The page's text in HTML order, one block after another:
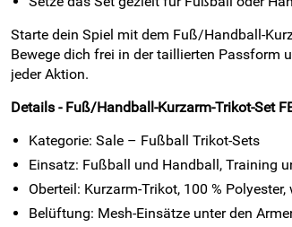
Starte dein Spiel mit dem Fuß/Handball-
Bewege dich frei in der taillierten Passform
jeder Aktion.
Details - Fuß/Handball-Kurzarm-Trikot-Set
Kategorie: Sale – Fußball Trikot-Sets
Einsatz: Fußball und Handball, Training
Oberteil: Kurzarm-Trikot, 100 %
Belüftung: Mesh-Einsätze unter den